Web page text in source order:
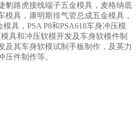
豹路虎接线端子五金模具，麦格纳底
模具，康明斯排气管总成五金模具，
具，PSA P8和PSA618车身冲压模
具和冲压软模开发及车身软模件制
及其车身软模试制手板制作，及英力
压件制作等。